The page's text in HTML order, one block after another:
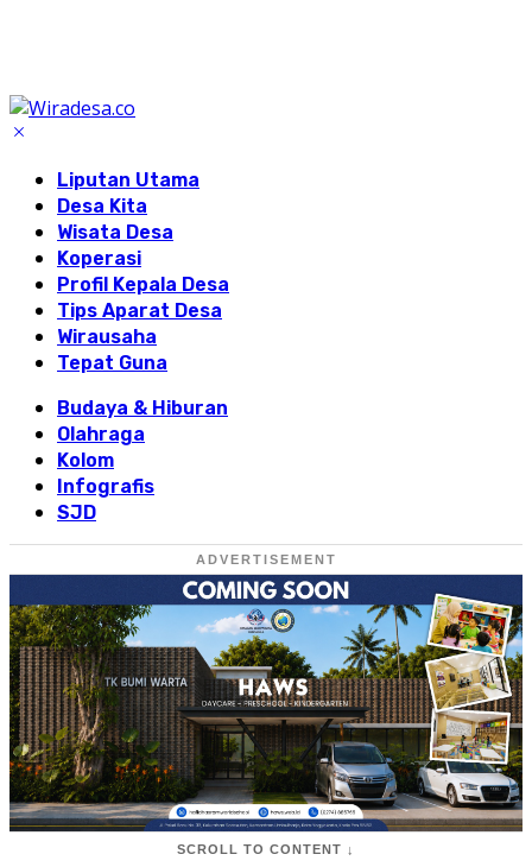
Liputan Utama
Desa Kita
Wisata Desa
Koperasi
Profil Kepala Desa
Tips Aparat Desa
Wirausaha
Tepat Guna
Budaya & Hiburan
Olahraga
Kolom
Infografis
SJD
ADVERTISEMENT
SCROLL TO CONTENT ↓